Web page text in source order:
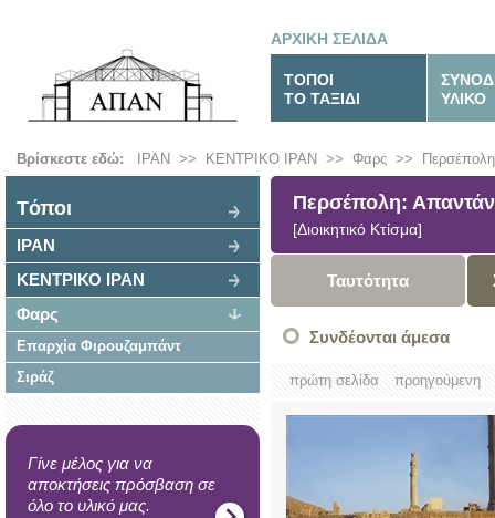
ΑΡΧΙΚΗ ΣΕΛΙΔΑ
ΤΟΠΟΙ
ΤΟ ΤΑΞΙΔΙ
ΥΛΙΚΟ
Βρίσκεστε εδώ: ΙΡΑΝ >> ΚΕΝΤΡΙΚΟ ΙΡΑΝ >> Φαρς >> Περσέπολη
Tόποι
ΙΡΑΝ
ΚΕΝΤΡΙΚΟ ΙΡΑΝ
Φαρς
Επαρχία Φιρουζαμπάντ
Σιράζ
Γίνε μέλος για να
αποκτήσεις πρόσβαση σε
όλο το υλικό μας.
Περσέπολη:
[Διοικητικό Κτίσμα]
Ταυτότητα
Συνδέονται άμεσα
πρώτη σελίδα προηγούμενη